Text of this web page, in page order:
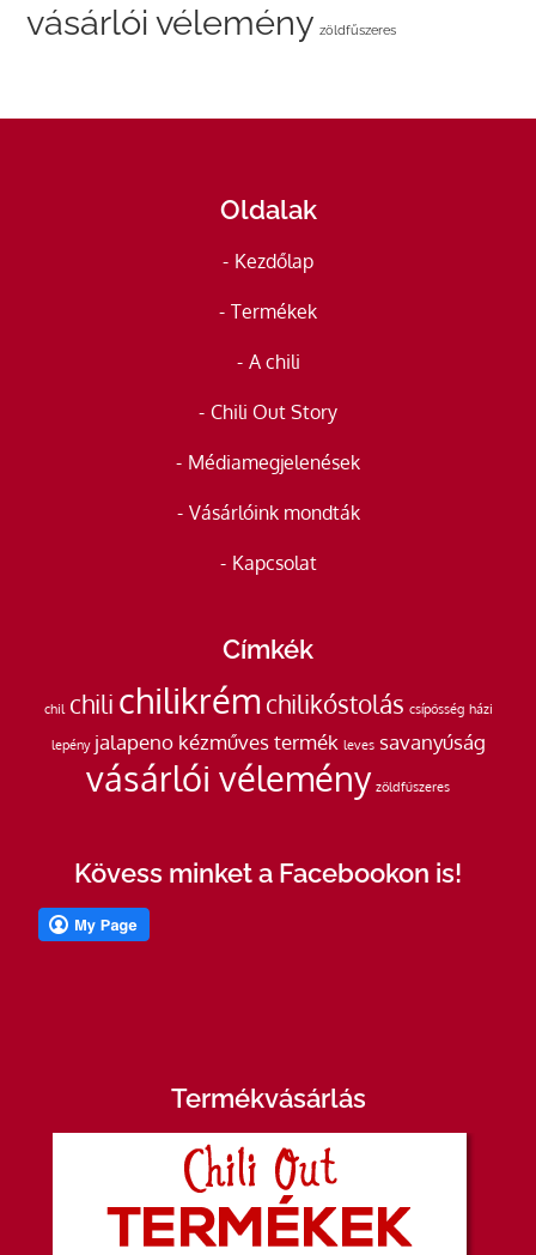
vásárlói vélemény zöldfűszeres
Oldalak
Kezdőlap
Termékek
A chili
Chili Out Story
Médiamegjelenések
Vásárlóink mondták
Kapcsolat
Címkék
chil chili chilikrém chilikóstolás csípősség házi
lepény jalapeno kézműves termék leves savanyúság
vásárlói vélemény zöldfűszeres
Kövess minket a Facebookon is!
Termékvásárlás